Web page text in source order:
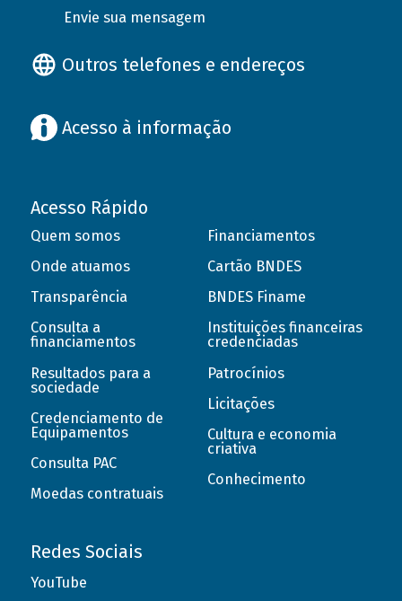
Envie sua mensagem
Outros telefones e endereços
Acesso à informação
Acesso Rápido
Quem somos
Onde atuamos
Transparência
Consulta a
financiamentos
Resultados para a
sociedade
Credenciamento de
Equipamentos
Consulta PAC
Moedas contratuais
Financiamentos
Cartão BNDES
BNDES Finame
Instituições financeiras
credenciadas
Patrocínios
Licitações
Cultura e economia
criativa
Conhecimento
Redes Sociais
YouTube